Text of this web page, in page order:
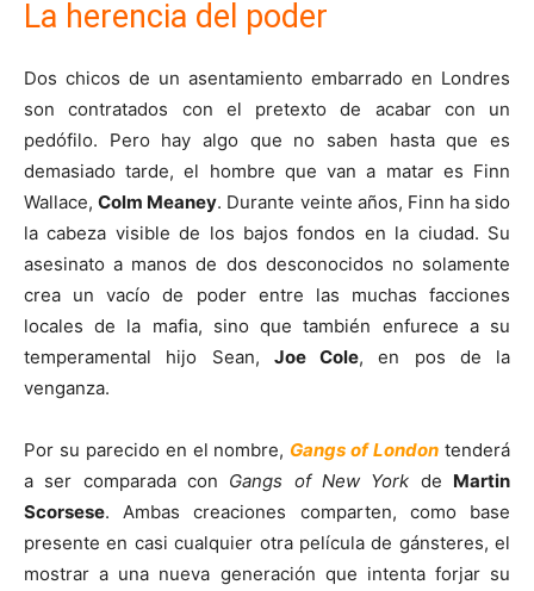
La herencia del poder
Dos chicos de un asentamiento embarrado en Londres
son contratados con el pretexto de acabar con un
pedófilo. Pero hay algo que no saben hasta que es
demasiado tarde, el hombre que van a matar es Finn
Wallace,Colm Meaney. Durante veinte años, Finn ha sido
la cabeza visible de los bajos fondos en la ciudad. Su
asesinato a manos de dos desconocidos no solamente
crea un vacío de poder entre las muchas facciones
locales de la mafia, sino que también enfurece a su
temperamental hijo Sean, Joe Cole, en pos de la
venganza.
Por su parecido en el nombre, Gangs of London tenderá
a ser comparada con Gangs of New York de Martin
Scorsese. Ambas creaciones comparten, como base
presente en casi cualquier otra película de gánsteres, el
mostrar a una nueva generación que intenta forjar su